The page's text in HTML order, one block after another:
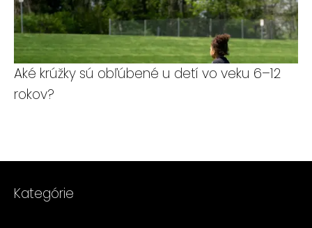
Aké krúžky sú obľúbené u detí vo veku 6–12
rokov?
Kategórie